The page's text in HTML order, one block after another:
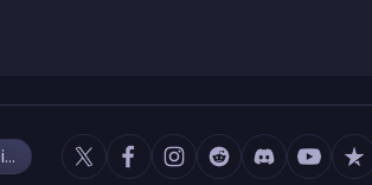
8 manieren om gratis coins te krijgen in Match Factory